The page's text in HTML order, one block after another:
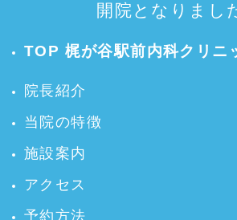
開院となりまし
TOP 梶が谷駅前内科クリニ
院長紹介
当院の特徴
施設案内
アクセス
予約方法